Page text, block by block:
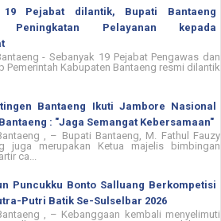
19 Pejabat dilantik, Bupati Bantaeng
Peningkatan Pelayanan kepada
- Sebanyak 19 Pejabat Pengawas dan
Pemerintah Kabupaten Bantaeng resmi dilantik
Bantaeng Ikuti Jambore Nasional
: "Jaga Semangat Kebersamaan"
, – Bupati Bantaeng, M. Fathul Fauzy
juga merupakan Ketua majelis bimbingan
ca...
Puncukku Bonto Salluang Berkompetisi
Putri Batik Se-Sulselbar 2026
, – Kebanggaan kembali menyelimuti